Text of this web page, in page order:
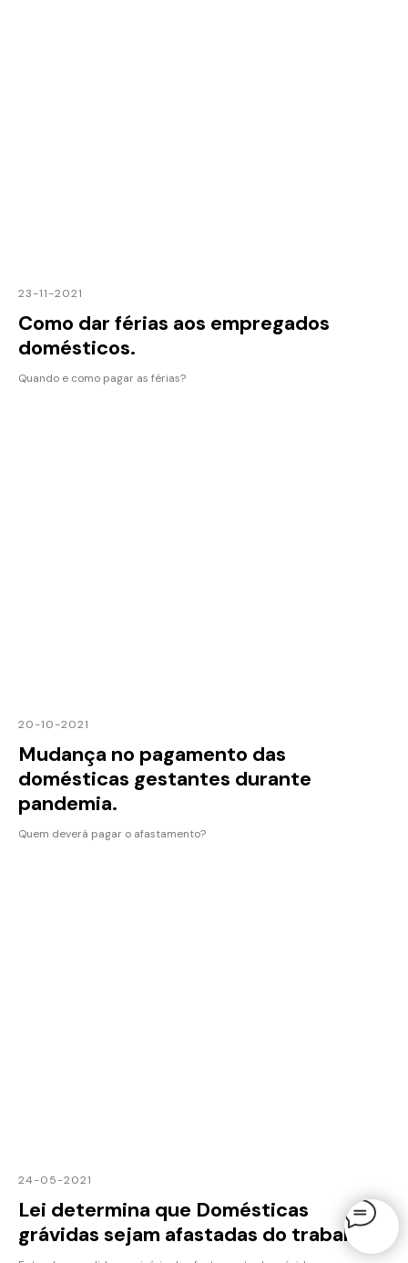
23-11-2021
Como dar férias aos empregados
domésticos.
Quando e como pagar as férias?
20-10-2021
Mudança no pagamento das
domésticas gestantes durante
pandemia.
Quem deverá pagar o afastamento?
24-05-2021
Lei determina que Domésticas
grávidas sejam afastadas do trabalho.